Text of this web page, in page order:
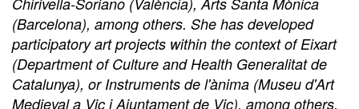
(Barcelona), among others. She has developed
participatory art projects within the context of Eixart
(Department of Culture and Health Generalitat de
Catalunya), or Instruments de l'ànima (Museu d'Art
Medieval a Vic i Ajuntament de Vic), among others.